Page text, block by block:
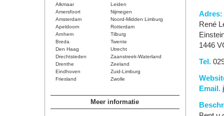
Alkmaar
Leiden
Amersfoort
Nijmegen
Amsterdam
Noord-Midden Limburg
Apeldoorn
Rotterdam
Arnhem
Tilburg
Breda
Twente
Den Haag
Utrecht
Drechtsteden
Zaanstreek-Waterland
Drenthe
Zeeland
Eindhoven
Zuid-Limburg
Friesland
Zwolle
Meer informatie
Adres:
René
1446
Tel.
Email.